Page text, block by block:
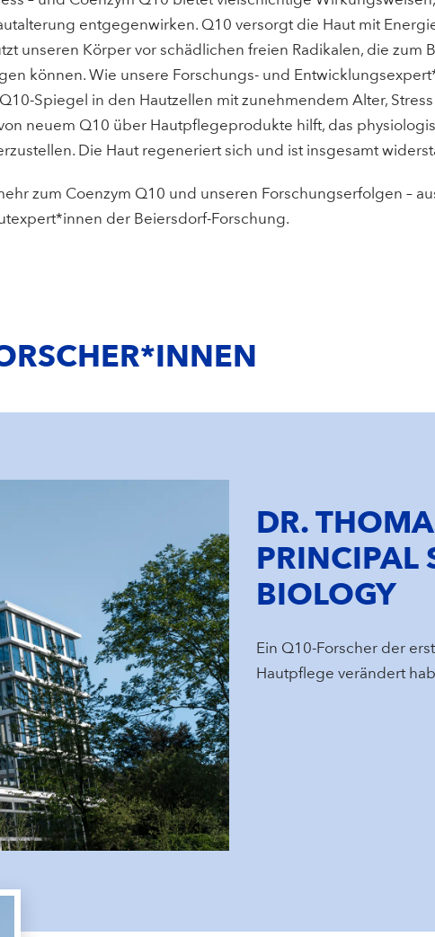
entgegenwirken. Q10 versorgt die Haut mit
unseren Körper vor schädlichen freien Radikalen, die zum
können. Wie unsere Forschungs- und
Spiegel in den Hautzellen mit zunehmendem Alter,
neuem Q10 über Hautpflegeprodukte hilft, das
Die Haut regeneriert sich und ist insgesamt
zum Coenzym Q10 und unseren Forschungserfolgen –
der Beiersdorf-Forschung.
DR.
PRINCIPAL
BIOLOGY
Ein Q10-Forscher der
Hautpflege verändert